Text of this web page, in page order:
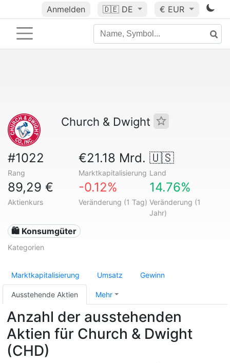
Anmelden 🇩🇪 DE € EUR
Church & Dwight
#1022
Rang
€21.18 Mrd.
Marktkapitalisierung
🇺🇸
Land
89,29 €
Aktienkurs
-0.12%
Veränderung (1 Tag)
14.76%
Veränderung (1
Jahr)
🛍 Konsumgüter
Kategorien
Marktkapitalisierung Umsatz Gewinn
Ausstehende Aktien Mehr
Anzahl der ausstehenden
Aktien für Church & Dwight
(CHD)